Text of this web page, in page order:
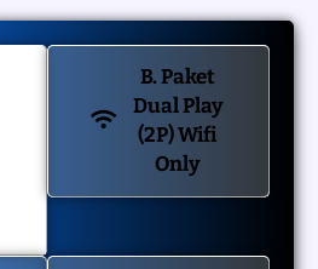
B. Paket
Dual Play
(2P) Wifi
Only